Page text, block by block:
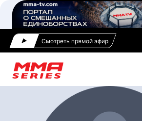
Смотреть прямой эфир